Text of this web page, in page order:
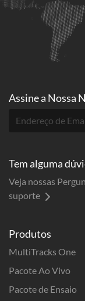
Produtos
MultiTracks One
Pacote Ao Vivo
Pacote de Ensaio
Assine a Nossa
Tem alguma
Veja nossas
suporte